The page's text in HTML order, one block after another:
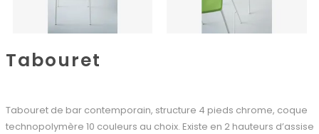
Tabouret
Tabouret de bar contemporain, structure 4 pieds chrome, coque
technopolymère 10 couleurs au choix. Existe en 2 hauteurs d’assise